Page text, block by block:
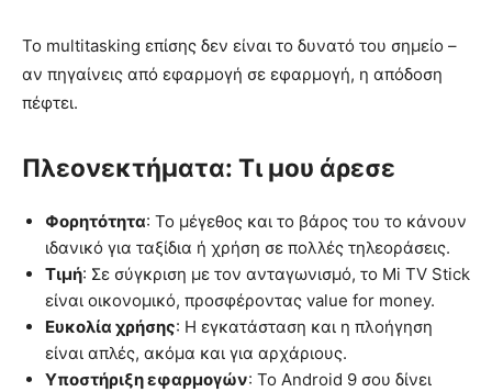
Το multitasking επίσης δεν είναι το δυνατό του σημείο –
αν πηγαίνεις από εφαρμογή σε εφαρμογή, η απόδοση
πέφτει.
Πλεονεκτήματα: Τι μου άρεσε
Φορητότητα: Το μέγεθος και το βάρος του το κάνουν
ιδανικό για ταξίδια ή χρήση σε πολλές τηλεοράσεις.
Τιμή: Σε σύγκριση με τον ανταγωνισμό, το Mi TV Stick
είναι οικονομικό, προσφέροντας value for money.
Ευκολία χρήσης: Η εγκατάσταση και η πλοήγηση
είναι απλές, ακόμα και για αρχάριους.
Υποστήριξη εφαρμογών: Το Android 9 σου δίνει